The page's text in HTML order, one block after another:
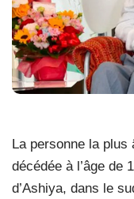
La personne la plus
décédée à l’âge de
d’Ashiya, dans le